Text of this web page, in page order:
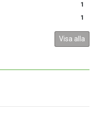
1
1
Visa alla